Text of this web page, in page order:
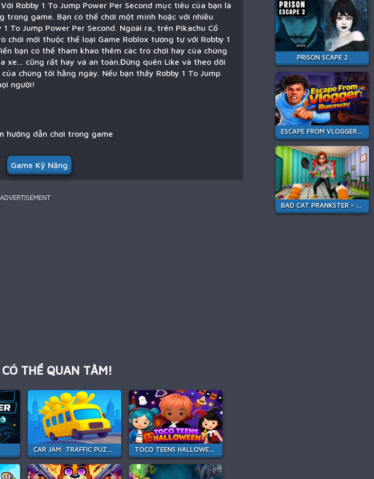
Robby 1 To Jump Power Per Second mục tiêu của bạn là
trong game. Bạn có thể chơi một mình hoặc với nhiều
To Jump Power Per Second. Ngoài ra, trên Pikachu Cổ
mới thuộc thể loại Game Roblox tương tự với Robby 1
bạn có thể tham khao thêm các trò chơi hay của chúng
xe... cũng rất hay và an toàn.Đừng quên Like và theo dõi
chúng tôi hằng ngày. Nếu bạn thấy Robby 1 To Jump
người!
hướng dẫn chơi trong game
Game Kỹ Năng
ADVERTISEMENT
THỂ QUAN TÂM!
CAR JAM: TRAFFIC PUZZLE TOCO TEENS HALLOWEEN PARTY
PRISON SCAPE 2
ESCAPE FROM VLOGGER: RUNAWAY
BAD CAT PRANKSTER - MOM IS RETURN